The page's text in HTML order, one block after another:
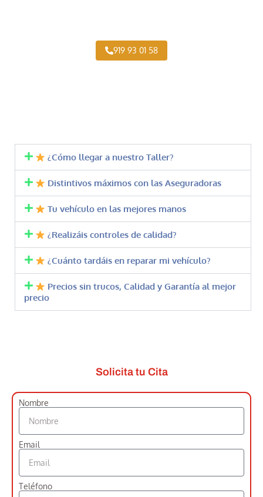
919 93 01 58
¿Cómo llegar a nuestro Taller?
Distintivos máximos con las Aseguradoras
Tu vehículo en las mejores manos
¿Realizáis controles de calidad?
¿Cuánto tardáis en reparar mi vehículo?
Precios sin trucos, Calidad y Garantía al mejor
precio
Solicita tu Cita
Nombre
Email
Teléfono